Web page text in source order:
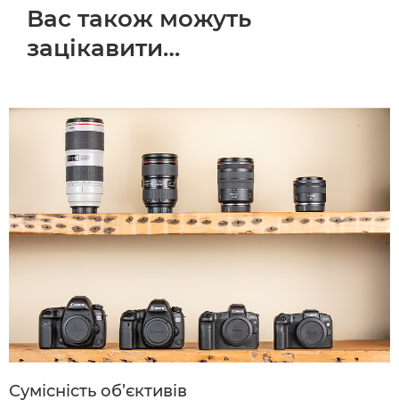
Вас також можуть
зацікавити…
Сумісність об’єктивів